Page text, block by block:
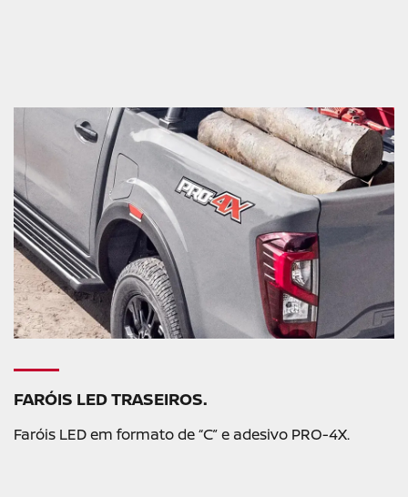
FARÓIS LED TRASEIROS.
Faróis LED em formato de “C” e adesivo PRO-4X.